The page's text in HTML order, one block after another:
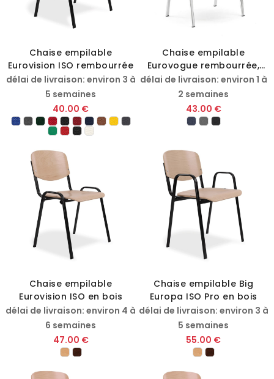
Chaise empilable
Eurovision ISO rembourrée
délai de livraison: environ 3 à
5 semaines
40.00 €
Chaise empilable
Eurovogue rembourrée,
piètement chromé
délai de livraison: environ 1 à
2 semaines
43.00 €
Chaise empilable
Eurovision ISO en bois
délai de livraison: environ 4 à
6 semaines
47.00 €
Chaise empilable Big
Europa ISO Pro en bois
délai de livraison: environ 3 à
5 semaines
55.00 €